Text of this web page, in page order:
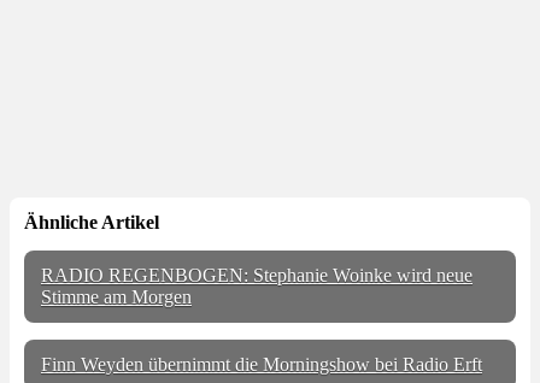
Ähnliche Artikel
RADIO REGENBOGEN: Stephanie Woinke wird neue
Stimme am Morgen
Finn Weyden übernimmt die Morningshow bei Radio Erft